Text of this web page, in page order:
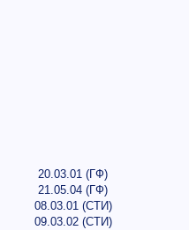
20.03.01 (ГФ)
21.05.04 (ГФ)
08.03.01 (СТИ)
09.03.02 (СТИ)